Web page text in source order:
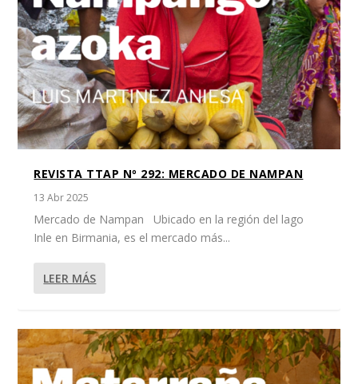
REVISTA TTAP Nº 292: MERCADO DE NAMPAN
13 Abr 2025
Mercado de Nampan Ubicado en la región del lago
Inle en Birmania, es el mercado más...
LEER MÁS